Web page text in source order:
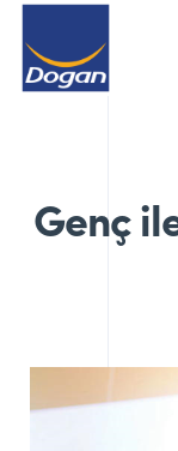
Genç